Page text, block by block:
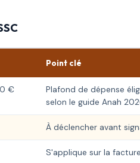
Point clé
€
Plafond de dépense
selon le guide Anah
À déclencher avant
S'applique sur la